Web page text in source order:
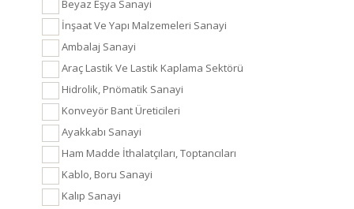
Beyaz Eşya Sanayi
İnşaat Ve Yapı Malzemeleri Sanayi
Ambalaj Sanayi
Araç Lastik Ve Lastik Kaplama Sektörü
Hidrolik, Pnömatik Sanayi
Konveyör Bant Üreticileri
Ayakkabı Sanayi
Ham Madde İthalatçıları, Toptancıları
Kablo, Boru Sanayi
Kalıp Sanayi